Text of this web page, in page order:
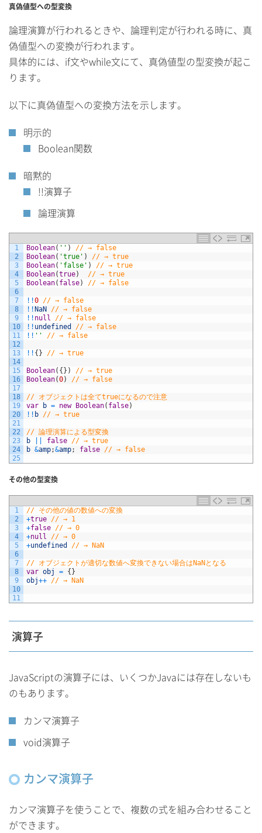
真偽値型への型変換
論理演算が行われるときや、論理判定が行われる時に、真
偽値型への変換が行われます。
具体的には、if文やwhile文にて、真偽値型の型変換が起こ
ります。
以下に真偽値型への変換方法を示します。
明示的
Boolean関数
暗黙的
!!演算子
論理演算
1
2
3
4
5
6
7
8
9
10
11
12
13
14
15
16
17
18
19
20
21
22
23
24
25
Boolean( '' )
// → false
Boolean( 'true' )
// → true
Boolean( 'false' )
// → true
Boolean(true)
// → true
Boolean( false) // → false
! !0 // → false
! ! NaN
// → false
! ! null
// → false
! ! undefined
// → false
! ! '' // → false
! ! { } // → true
Boolean( { } )
// → true
Boolean(0) // → false
// オブジェクトは全てtrueになるので注意
var
b = new Boolean( false)
! ! b // → true
// 論理演算による型変換
b
false // → true
b &amp;&amp; false // → false
その他の型変換
1
2
3
4
5
6
7
8
9
10
11
// その他の値の数値への変換
+true // → 1
+false // → 0
+null
// → 0
+undefined // → NaN
// オブジェクトが適切な数値へ変換できない場合はNaNとなる
var obj = { }
obj++ // → NaN
演算子
JavaScriptの演算子には、いくつかJavaには存在しないも
のもあります。
カンマ演算子
void演算子
カンマ演算子
カンマ演算子を使うことで、複数の式を組み合わせること
ができます。